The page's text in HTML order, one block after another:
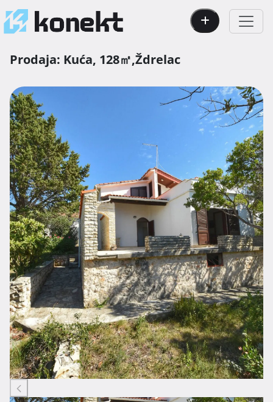
Prodaja: Kuća, 128㎡,Ždrelac